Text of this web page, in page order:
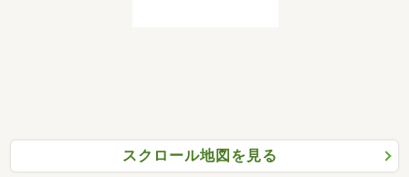
スクロール地図を見る